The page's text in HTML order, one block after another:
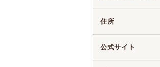
住所
公式サイト